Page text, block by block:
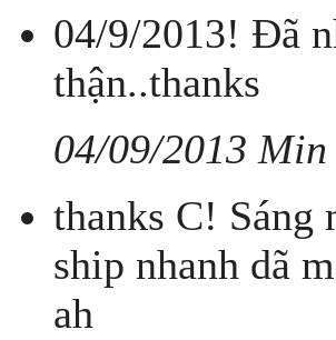
04/9/2013! Đã
thận..thanks
04/09/2013 Min
thanks C! Sáng
ship nhanh dã
ah